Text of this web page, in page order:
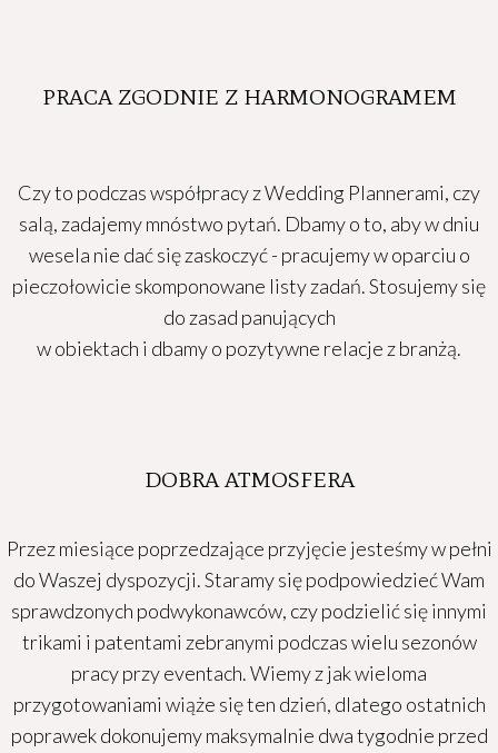
Przez miesiące poprzedzające przyjęcie jesteśmy w pełni
do Waszej dyspozycji. Staramy się podpowiedzieć Wam
sprawdzonych podwykonawców, czy podzielić się innymi
trikami i patentami zebranymi podczas wielu sezonów
pracy przy eventach. Wiemy z jak wieloma
przygotowaniami wiąże się ten dzień, dlatego ostatnich
poprawek dokonujemy maksymalnie dwa tygodnie przed
Czy to podczas współpracy z Wedding Plannerami, czy
salą, zadajemy mnóstwo pytań. Dbamy o to, aby w dniu
wesela nie dać się zaskoczyć - pracujemy w oparciu o
pieczołowicie skomponowane listy zadań. Stosujemy się
do zasad panujących
w obiektach i dbamy o pozytywne relacje z branżą.
DOBRA ATMOSFERA
PRACA ZGODNIE Z HARMONOGRAMEM